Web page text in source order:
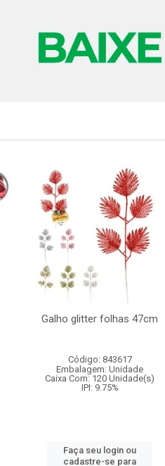
Galho glitter folhas 47cm
Código: 843617
Embalagem: Unidade
Caixa Com: 120 Unidade(s)
IPI: 9.75%
Faça seu login ou
cadastre-se para